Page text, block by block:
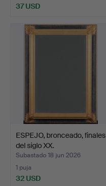
37 USD
seleccionado
ESPEJO, bronceado, finales
del siglo XX.
Subastado 18 jun 2026
1 puja
32 USD